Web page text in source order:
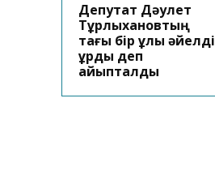
Депутат Дәулет
Тұрлыхановтың
тағы бір ұлы әйелді
ұрды деп
айыпталды